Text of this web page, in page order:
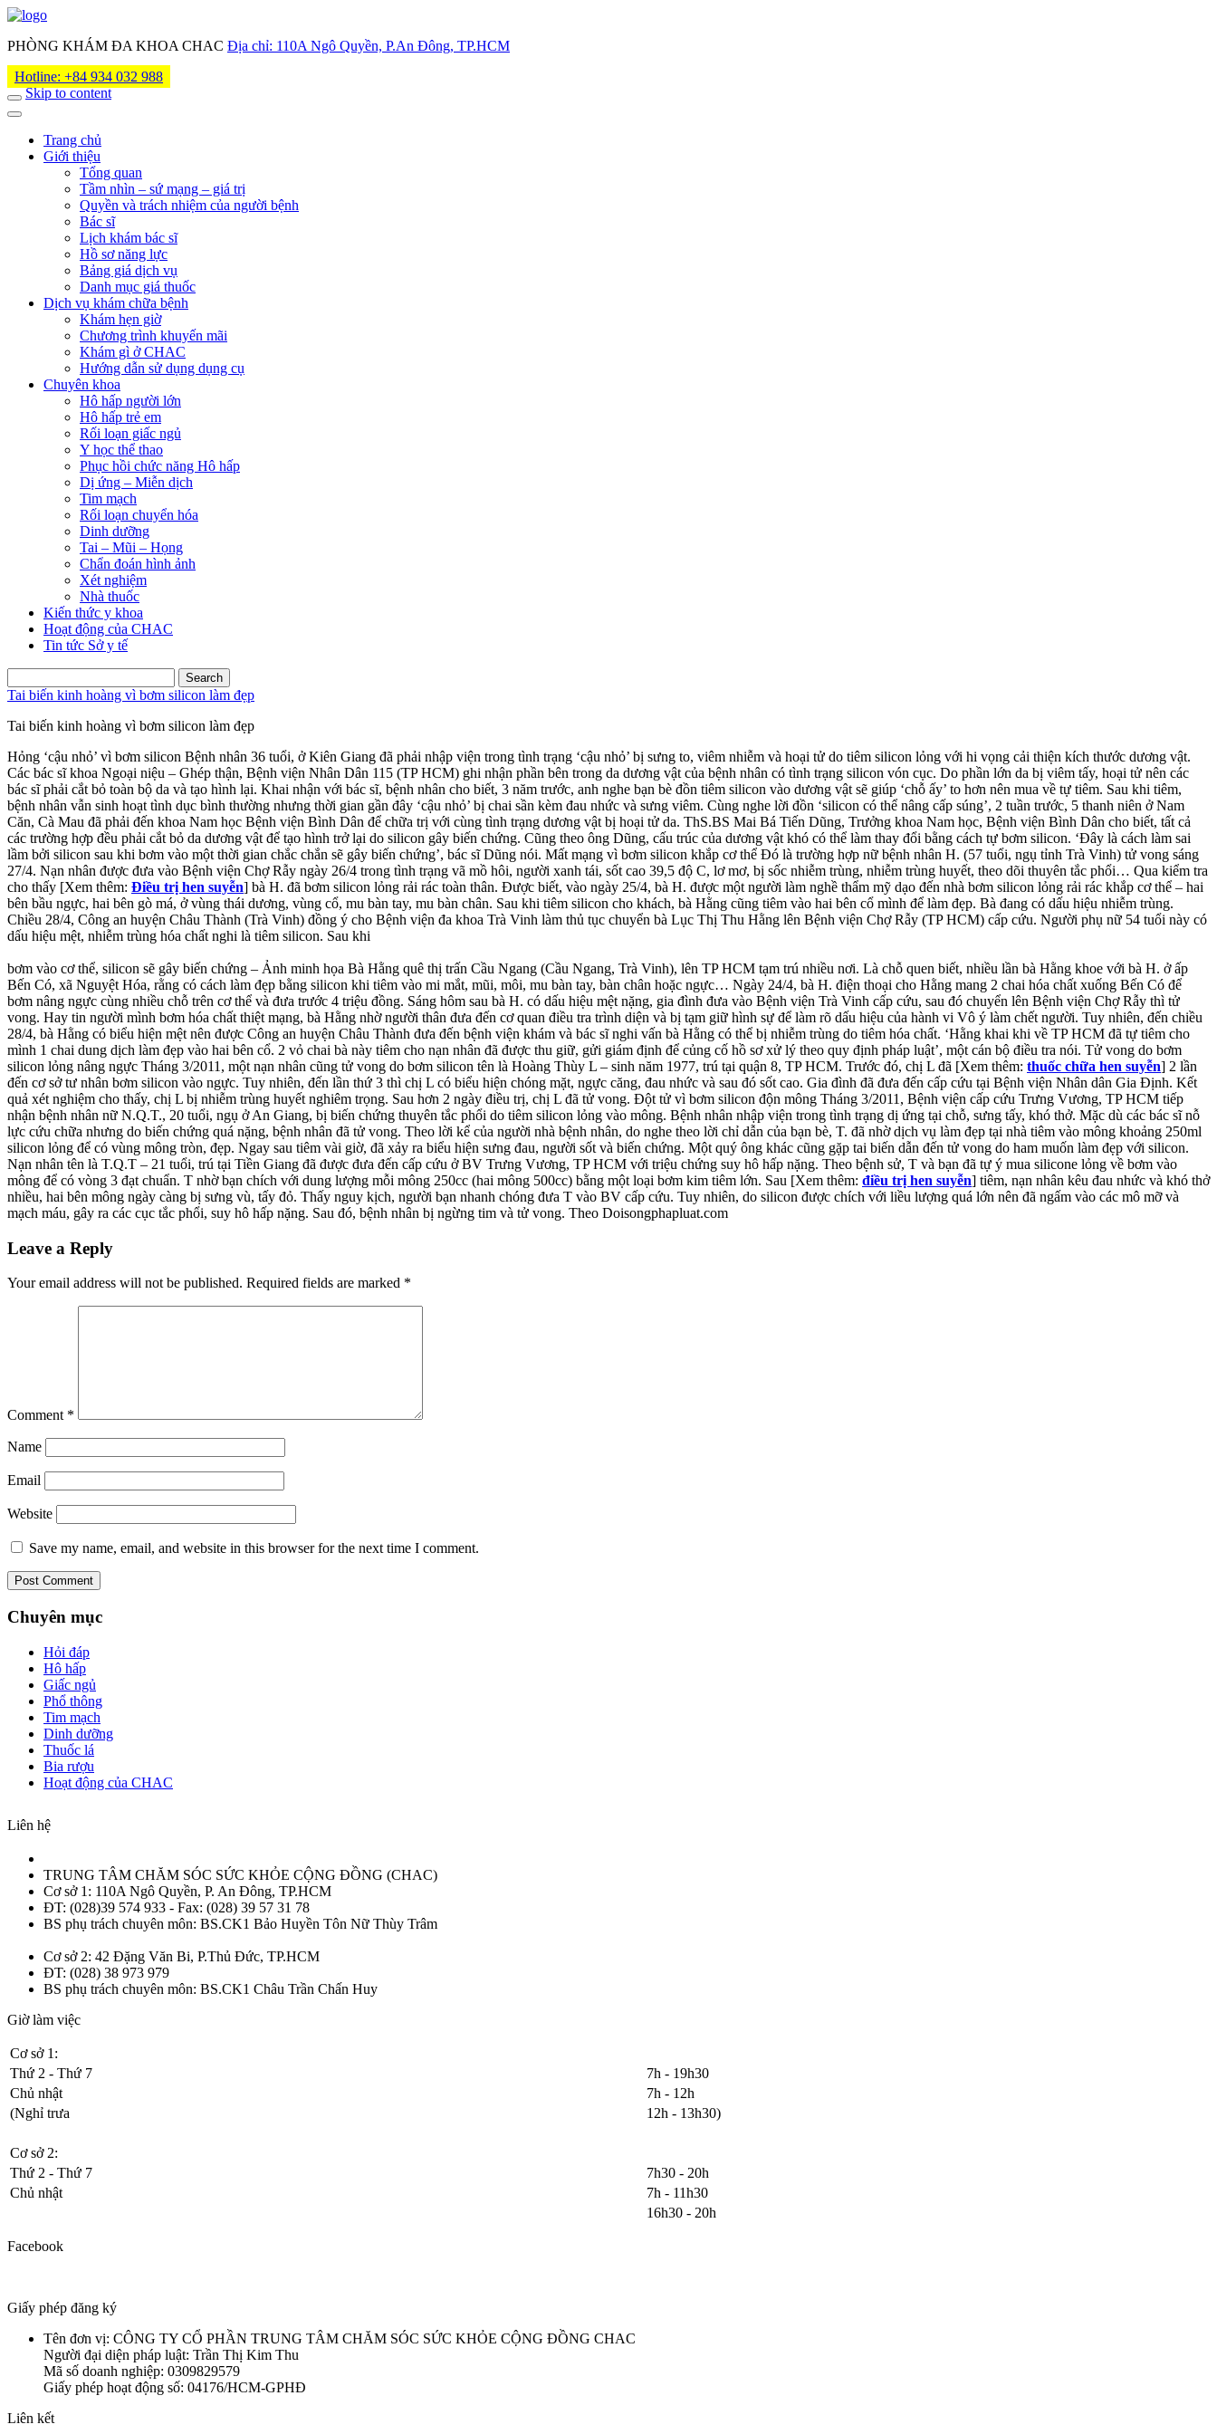
PHÒNG KHÁM ĐA KHOA CHAC Địa chỉ: 110A Ngô Quyền, P.An Đông, TP.HCM
Hotline: +84 934 032 988
Skip to content
Trang chủ
Giới thiệu
Tổng quan
Tầm nhìn – sứ mạng – giá trị
Quyền và trách nhiệm của người bệnh
Bác sĩ
Lịch khám bác sĩ
Hồ sơ năng lực
Bảng giá dịch vụ
Danh mục giá thuốc
Dịch vụ khám chữa bệnh
Khám hẹn giờ
Chương trình khuyến mãi
Khám gì ở CHAC
Hướng dẫn sử dụng dụng cụ
Chuyên khoa
Hô hấp người lớn
Hô hấp trẻ em
Rối loạn giấc ngủ
Y học thể thao
Phục hồi chức năng Hô hấp
Dị ứng – Miễn dịch
Tim mạch
Rối loạn chuyển hóa
Dinh dưỡng
Tai – Mũi – Họng
Chẩn đoán hình ảnh
Xét nghiệm
Nhà thuốc
Kiến thức y khoa
Hoạt động của CHAC
Tin tức Sở y tế
for:
Tai biến kinh hoàng vì bơm silicon làm đẹp
Tai biến kinh hoàng vì bơm silicon làm đẹp
Hỏng ‘cậu nhỏ’ vì bơm silicon Bệnh nhân 36 tuổi, ở Kiên Giang đã phải nhập viện trong tình trạng ‘cậu nhỏ’ bị sưng to, viêm nhiễm và hoại tử do tiêm silicon lỏng với hi vọng cải thiện kích thước dương vật.
Các bác sĩ khoa Ngoại niệu – Ghép thận, Bệnh viện Nhân Dân 115 (TP HCM) ghi nhận phần bên trong da dương vật của bệnh nhân có tình trạng silicon vón cục. Do phần lớn da bị viêm tấy, hoại tử nên các
bác sĩ phải cắt bỏ toàn bộ da và tạo hình lại. Khai nhận với bác sĩ, bệnh nhân cho biết, 3 năm trước, anh nghe bạn bè đồn tiêm silicon vào dương vật sẽ giúp ‘chỗ ấy’ to hơn nên mua về tự tiêm. Sau khi tiêm,
bệnh nhân vẫn sinh hoạt tình dục bình thường nhưng thời gian gần đây ‘cậu nhỏ’ bị chai sần kèm đau nhức và sưng viêm. Cùng nghe lời đồn ‘silicon có thể nâng cấp súng’, 2 tuần trước, 5 thanh niên ở Nam
Căn, Cà Mau đã phải đến khoa Nam học Bệnh viện Bình Dân để chữa trị với cùng tình trạng dương vật bị hoại tử da. ThS.BS Mai Bá Tiến Dũng, Trưởng khoa Nam học, Bệnh viện Bình Dân cho biết, tất cả
các trường hợp đều phải cắt bỏ da dương vật để tạo hình trở lại do silicon gây biến chứng. Cũng theo ông Dũng, cấu trúc của dương vật khó có thể làm thay đổi bằng cách tự bơm silicon. ‘Đây là cách làm sai
lầm bởi silicon sau khi bơm vào một thời gian chắc chắn sẽ gây biến chứng’, bác sĩ Dũng nói. Mất mạng vì bơm silicon khắp cơ thể Đó là trường hợp nữ bệnh nhân H. (57 tuổi, ngụ tỉnh Trà Vinh) tử vong sáng
27/4. Nạn nhân được đưa vào Bệnh viện Chợ Rẫy ngày 26/4 trong tình trạng vã mồ hôi, người xanh tái, sốt cao 39,5 độ C, lơ mơ, bị sốc nhiễm trùng, nhiễm trùng huyết, theo dõi thuyên tắc phổi… Qua kiểm tra
cho thấy [Xem thêm: Điều trị hen suyễn] bà H. đã bơm silicon lỏng rải rác toàn thân. Được biết, vào ngày 25/4, bà H. được một người làm nghề thẩm mỹ dạo đến nhà bơm silicon lỏng rải rác khắp cơ thể – hai
bên bầu ngực, hai bên gò má, ở vùng thái dương, vùng cổ, mu bàn tay, mu bàn chân. Sau khi tiêm silicon cho khách, bà Hằng cũng tiêm vào hai bên cổ mình để làm đẹp. Bà đang có dấu hiệu nhiễm trùng.
Chiều 28/4, Công an huyện Châu Thành (Trà Vinh) đồng ý cho Bệnh viện đa khoa Trà Vinh làm thủ tục chuyển bà Lục Thị Thu Hằng lên Bệnh viện Chợ Rẫy (TP HCM) cấp cứu. Người phụ nữ 54 tuổi này có
dấu hiệu mệt, nhiễm trùng hóa chất nghi là tiêm silicon. Sau khi
bơm vào cơ thể, silicon sẽ gây biến chứng – Ảnh minh họa Bà Hằng quê thị trấn Cầu Ngang (Cầu Ngang, Trà Vinh), lên TP HCM tạm trú nhiều nơi. Là chỗ quen biết, nhiều lần bà Hằng khoe với bà H. ở ấp
Bến Có, xã Nguyệt Hóa, rằng có cách làm đẹp bằng silicon khi tiêm vào mi mắt, mũi, môi, mu bàn tay, bàn chân hoặc ngực… Ngày 24/4, bà H. điện thoại cho Hằng mang 2 chai hóa chất xuống Bến Có để
bơm nâng ngực cùng nhiều chỗ trên cơ thể và đưa trước 4 triệu đồng. Sáng hôm sau bà H. có dấu hiệu mệt nặng, gia đình đưa vào Bệnh viện Trà Vinh cấp cứu, sau đó chuyển lên Bệnh viện Chợ Rẫy thì tử
vong. Hay tin người mình bơm hóa chất thiệt mạng, bà Hằng nhờ người thân đưa đến cơ quan điều tra trình diện và bị tạm giữ hình sự để làm rõ dấu hiệu của hành vi Vô ý làm chết người. Tuy nhiên, đến chiều
28/4, bà Hằng có biểu hiện mệt nên được Công an huyện Châu Thành đưa đến bệnh viện khám và bác sĩ nghi vấn bà Hằng có thể bị nhiễm trùng do tiêm hóa chất. ‘Hằng khai khi về TP HCM đã tự tiêm cho
mình 1 chai dung dịch làm đẹp vào hai bên cổ. 2 vỏ chai bà này tiêm cho nạn nhân đã được thu giữ, gửi giám định để củng cố hồ sơ xử lý theo quy định pháp luật’, một cán bộ điều tra nói. Tử vong do bơm
silicon lỏng nâng ngực Tháng 3/2011, một nạn nhân cũng tử vong do bơm silicon tên là Hoàng Thùy L – sinh năm 1977, trú tại quận 8, TP HCM. Trước đó, chị L đã [Xem thêm: thuốc chữa hen suyễn] 2 lần
đến cơ sở tư nhân bơm silicon vào ngực. Tuy nhiên, đến lần thứ 3 thì chị L có biểu hiện chóng mặt, ngực căng, đau nhức và sau đó sốt cao. Gia đình đã đưa đến cấp cứu tại Bệnh viện Nhân dân Gia Định. Kết
quả xét nghiệm cho thấy, chị L bị nhiễm trùng huyết nghiêm trọng. Sau hơn 2 ngày điều trị, chị L đã tử vong. Đột tử vì bơm silicon độn mông Tháng 3/2011, Bệnh viện cấp cứu Trưng Vương, TP HCM tiếp
nhận bệnh nhân nữ N.Q.T., 20 tuổi, ngụ ở An Giang, bị biến chứng thuyên tắc phổi do tiêm silicon lỏng vào mông. Bệnh nhân nhập viện trong tình trạng dị ứng tại chỗ, sưng tấy, khó thở. Mặc dù các bác sĩ nỗ
lực cứu chữa nhưng do biến chứng quá nặng, bệnh nhân đã tử vong. Theo lời kể của người nhà bệnh nhân, do nghe theo lời chỉ dẫn của bạn bè, T. đã nhờ dịch vụ làm đẹp tại nhà tiêm vào mông khoảng 250ml
silicon lỏng để có vùng mông tròn, đẹp. Ngay sau tiêm vài giờ, đã xảy ra biểu hiện sưng đau, người sốt và biến chứng. Một quý ông khác cũng gặp tai biến dẫn đến tử vong do ham muốn làm đẹp với silicon.
Nạn nhân tên là T.Q.T – 21 tuổi, trú tại Tiền Giang đã được đưa đến cấp cứu ở BV Trưng Vương, TP HCM với triệu chứng suy hô hấp nặng. Theo bệnh sử, T và bạn đã tự ý mua silicone lỏng về bơm vào
mông để có vòng 3 đạt chuẩn. T nhờ bạn chích với dung lượng mỗi mông 250cc (hai mông 500cc) bằng một loại bơm kim tiêm lớn. Sau [Xem thêm: điều trị hen suyễn] tiêm, nạn nhân kêu đau nhức và khó thở
nhiều, hai bên mông ngày càng bị sưng vù, tấy đỏ. Thấy nguy kịch, người bạn nhanh chóng đưa T vào BV cấp cứu. Tuy nhiên, do silicon được chích với liều lượng quá lớn nên đã ngấm vào các mô mỡ và
mạch máu, gây ra các cục tắc phổi, suy hô hấp nặng. Sau đó, bệnh nhân bị ngừng tim và tử vong. Theo Doisongphapluat.com
Leave a Reply
Your email address will not be published. Required fields are marked *
Comment *
Name
Email
Website
Save my name, email, and website in this browser for the next time I comment.
Chuyên mục
Hỏi đáp
Hô hấp
Giấc ngủ
Phổ thông
Tim mạch
Dinh dưỡng
Thuốc lá
Bia rượu
Hoạt động của CHAC
Liên hệ
TRUNG TÂM CHĂM SÓC SỨC KHỎE CỘNG ĐỒNG (CHAC)
Cơ sở 1: 110A Ngô Quyền, P. An Đông, TP.HCM
ĐT: (028)39 574 933 - Fax: (028) 39 57 31 78
BS phụ trách chuyên môn: BS.CK1 Bảo Huyền Tôn Nữ Thùy Trâm
Cơ sở 2: 42 Đặng Văn Bi, P.Thủ Đức, TP.HCM
ĐT: (028) 38 973 979
BS phụ trách chuyên môn: BS.CK1 Châu Trần Chấn Huy
Giờ làm việc
Cơ sở 1:
Thứ 2 - Thứ 7
7h - 19h30
Chủ nhật
7h - 12h
(Nghỉ trưa
12h - 13h30)
Cơ sở 2:
Thứ 2 - Thứ 7
7h30 - 20h
Chủ nhật
7h - 11h30
16h30 - 20h
Facebook
Giấy phép đăng ký
Tên đơn vị: CÔNG TY CỔ PHẦN TRUNG TÂM CHĂM SÓC SỨC KHỎE CỘNG ĐỒNG CHAC
Người đại diện pháp luật: Trần Thị Kim Thu
Mã số doanh nghiệp: 0309829579
Giấy phép hoạt động số: 04176/HCM-GPHĐ
Liên kết